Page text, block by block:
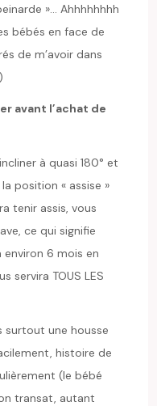
»… Ahhhhhhhh
bébés en face de
de m’avoir dans
avant l’achat de
à quasi 180° et
position « assise »
tenir assis, vous
ce qui signifie
6 mois en
servira TOUS LES
surtout une housse
histoire de
(le bébé
transat, autant